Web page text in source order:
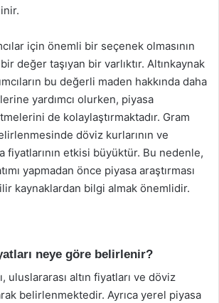
için önemli bir seçenek olmasının
değer taşıyan bir varlıktır. Altınkaynak
bu değerli maden hakkında daha
yardımcı olurken, piyasa
de kolaylaştırmaktadır. Gram
döviz kurlarının ve
fiyatlarının etkisi büyüktür. Bu nedenle,
yapmadan önce piyasa araştırması
kaynaklardan bilgi almak önemlidir.
neye göre belirlenir?
uluslararası altın fiyatları ve döviz
belirlenmektedir. Ayrıca yerel piyasa